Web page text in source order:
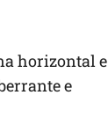
horizontal e
e